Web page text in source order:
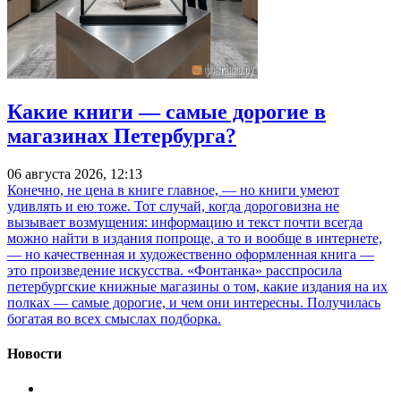
Какие книги — самые дорогие в
магазинах Петербурга?
06 августа 2026, 12:13
Конечно, не цена в книге главное, — но книги умеют
удивлять и ею тоже. Тот случай, когда дороговизна не
вызывает возмущения: информацию и текст почти всегда
можно найти в издания попроще, а то и вообще в интернете,
— но качественная и художественно оформленная книга —
это произведение искусства. «Фонтанка» расспросила
петербургские книжные магазины о том, какие издания на их
полках — самые дорогие, и чем они интересны. Получилась
богатая во всех смыслах подборка.
Новости